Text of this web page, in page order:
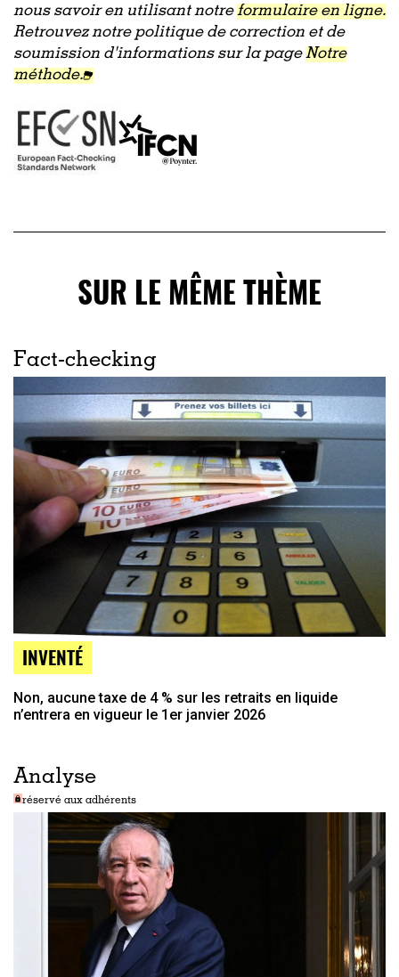
nous savoir en utilisant notreformulaire en ligne.
Retrouvez notre politique de correction et de
soumission d'informations sur la pageNotre
méthode.
SUR LE MÊME THÈME
Fact-checking
INVENTÉ
Non, aucune taxe de 4 % sur les retraits en liquide
n’entrera en vigueur le 1er janvier 2026
Analyse
réservé aux adhérents